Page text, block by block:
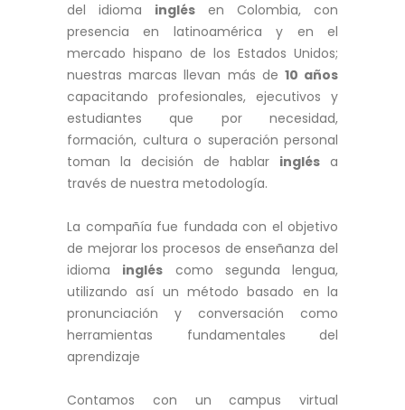
[/group]
[group group-ecuador]
[/group]
[group group-salvador]
[/group]
[group group-estados-unidos]
[group group-guatemala]
del idioma inglés en Colombia, con
presencia en latinoamérica y en el
mercado hispano de los Estados Unidos;
nuestras marcas llevan más de 10 años
capacitando profesionales, ejecutivos y
estudiantes que por necesidad,
formación, cultura o superación personal
toman la decisión de hablar inglés a
través de nuestra metodología.
La compañía fue fundada con el objetivo
de mejorar los procesos de enseñanza del
idioma inglés como segunda lengua,
utilizando así un método basado en la
pronunciación y conversación como
herramientas fundamentales del
aprendizaje
Contamos con un campus virtual